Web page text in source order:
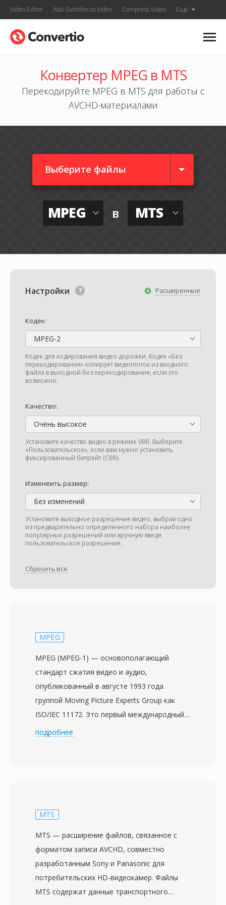
Video Editor Add Subtitles to Video Compress Video Ещё
Конвертер MPEG в MTS
Перекодируйте MPEG в MTS для работы с
AVCHD-материалами
Выберите файлы
MPEG в MTS
Расширенные
Настройки
Кодек:
MPEG-2
Кодек для кодирования видео дорожки. Кодек «Без
перекодирования» копирует видеопоток из входного
файла в выходной без перекодирования, если это
возможно.
Качество:
Очень высокое
Установите качество видео в режиме VBR. Выберите
«Пользовательское», если вам нужно установить
фиксированный битрейт (CBR).
Изменеить размер:
Без изменений
Установите выходное разрешение видео, выбрав одно
из предварительно определенного набора наиболее
популярных разрешений или вручную введя
пользовательское разрешение.
Сбросить все
MPEG
MPEG (MPEG-1) — основополагающий
стандарт сжатия видео и аудио,
опубликованный в августе 1993 года
группой Moving Picture Experts Group как
ISO/IEC 11172. Это первый международный
стандарт сжатия движущихся изображений
компенсацией движения, кодирования на
преобразования и энтропийного
кодирования переменной длины,
организованных вокруг трёх типов кадров:
I-кадры (внутрикодированные), P-кадры
(предсказанные) и B-кадры
подробнее
MTS
MTS — расширение файлов, связанное с
форматом записи AVCHD, совместно
разработанным Sony и Panasonic для
потребительских HD-видеокамер. Файлы
MTS содержат данные транспортного